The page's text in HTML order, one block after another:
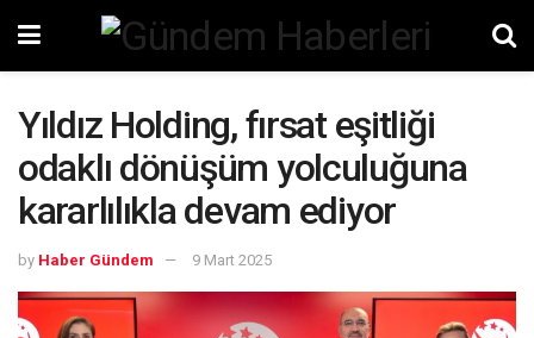
Yıldız Holding, fırsat eşitliği
odaklı dönüşüm yolculuğuna
kararlılıkla devam ediyor
by Haber Gündem 9 Mart 2025